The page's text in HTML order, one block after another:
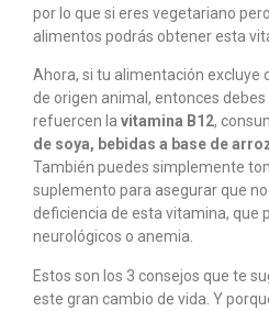
por lo que si eres vegetariano
alimentos podrás obtener esta
Ahora, si tu alimentación excluye
de origen animal, entonces
refuercen la vitamina B12,
de soya, bebidas a base de
También puedes simplemente
suplemento para asegurar que
deficiencia de esta vitamina, que
neurológicos o anemia.
Estos son los 3 consejos que te
este gran cambio de vida. Y